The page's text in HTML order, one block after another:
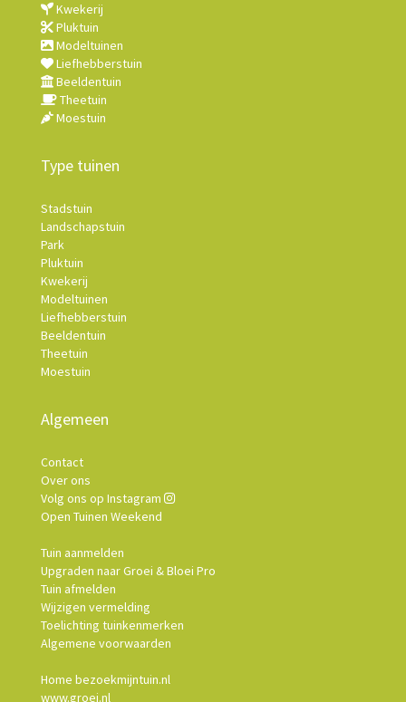
Kwekerij
Pluktuin
Modeltuinen
Liefhebberstuin
Beeldentuin
Theetuin
Moestuin
Type tuinen
Stadstuin
Landschapstuin
Park
Pluktuin
Kwekerij
Modeltuinen
Liefhebberstuin
Beeldentuin
Theetuin
Moestuin
Algemeen
Contact
Over ons
Volg ons op Instagram
Open Tuinen Weekend
Tuin aanmelden
Upgraden naar Groei & Bloei Pro
Tuin afmelden
Wijzigen vermelding
Toelichting tuinkenmerken
Algemene voorwaarden
Home bezoekmijntuin.nl
www.groei.nl